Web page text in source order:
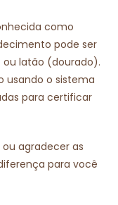
como
pode ser
latão (dourado).
usando o sistema
para certificar
agradecer as
para você